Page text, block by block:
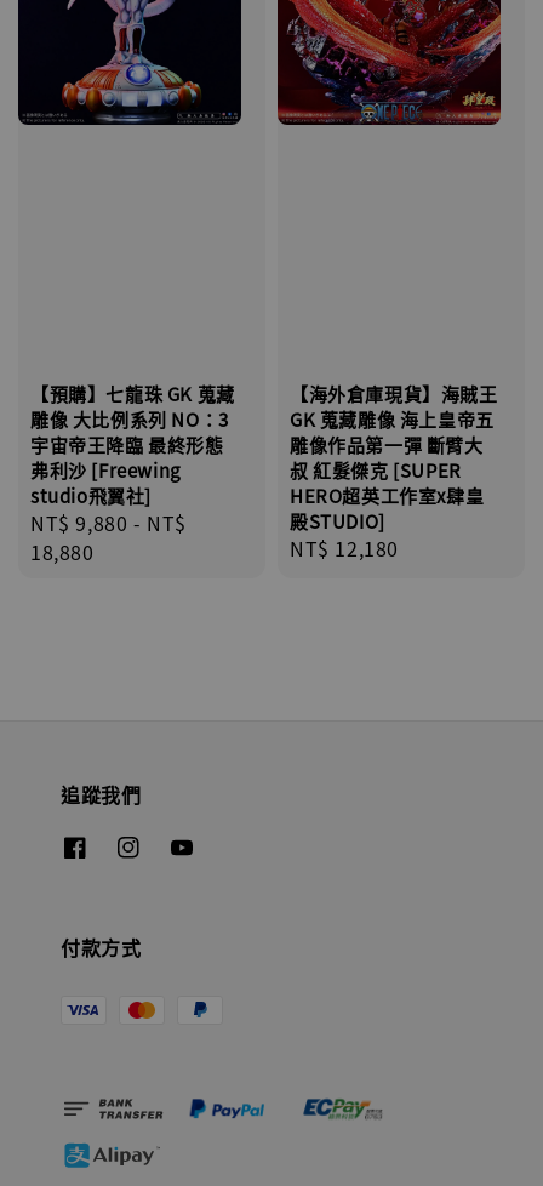
【預購】七龍珠 GK 蒐藏
雕像 大比例系列 NO：3
宇宙帝王降臨 最終形態
弗利沙 [Freewing
studio飛翼社]
Regular
price
NT$ 9,880 - NT$
18,880
【海外倉庫現貨】海賊王
GK 蒐藏雕像 海上皇帝五
雕像作品第一彈 斷臂大
叔 紅髮傑克 [SUPER
HERO超英工作室x肆皇
殿STUDIO]
Regular
NT$ 12,180
追蹤我們
付款方式